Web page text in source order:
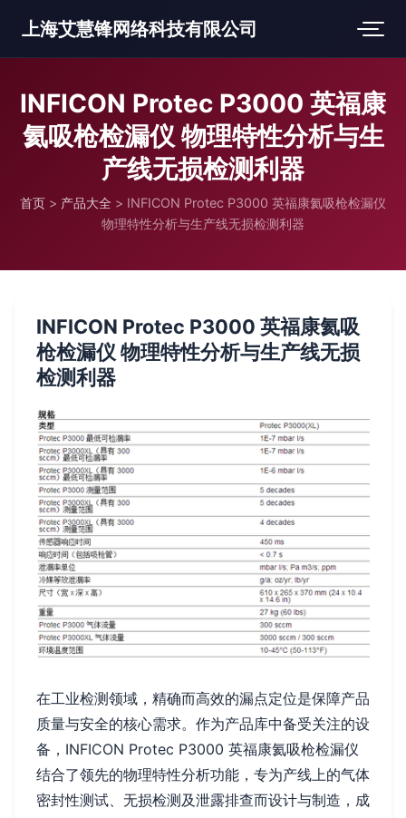
上海艾慧锋网络科技有限公司
INFICON Protec P3000 英福康
氦吸枪检漏仪 物理特性分析与生
产线无损检测利器
首页 > 产品大全 > INFICON Protec P3000 英福康氦吸枪检漏仪
物理特性分析与生产线无损检测利器
INFICON Protec P3000 英福康氦吸
枪检漏仪 物理特性分析与生产线无损
检测利器
在工业检测领域，精确而高效的漏点定位是保障产品
质量与安全的核心需求。作为产品库中备受关注的设
备，INFICON Protec P3000 英福康氦吸枪检漏仪
结合了领先的物理特性分析功能，专为产线上的气体
密封性测试、无损检测及泄露排查而设计与制造，成